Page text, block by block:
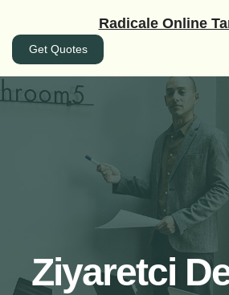
Radicale Online
Get Quotes
Ziyaretci